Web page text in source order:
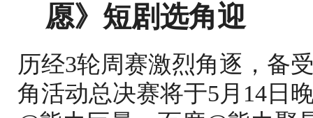
愿》短剧选角迎
历经3轮周赛激烈角逐，备
角活动总决赛将于5月14日